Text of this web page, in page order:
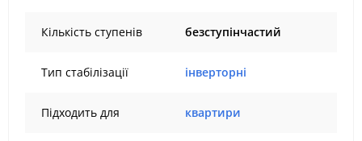
Кількість ступенів безступінчастий
Тип стабілізації інверторні
Підходить для квартири